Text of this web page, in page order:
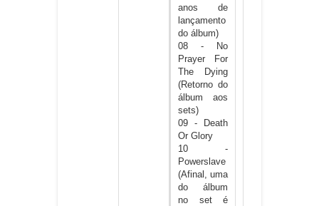
anos de
lançamento
do álbum)
08 - No
Prayer For
The Dying
(Retorno do
álbum aos
sets)
09 - Death
Or Glory
10 -
Powerslave
(Afinal, uma
do álbum
no set é